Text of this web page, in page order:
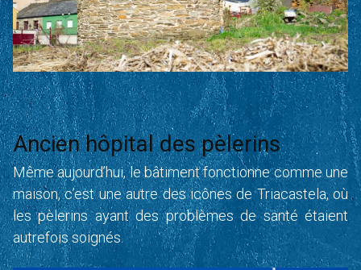
Ancien hôpital des pèlerins
Même aujourd’hui, le bâtiment fonctionne comme une
maison, c’est une autre des icônes de Triacastela, où
les pèlerins ayant des problèmes de santé étaient
autrefois soignés.